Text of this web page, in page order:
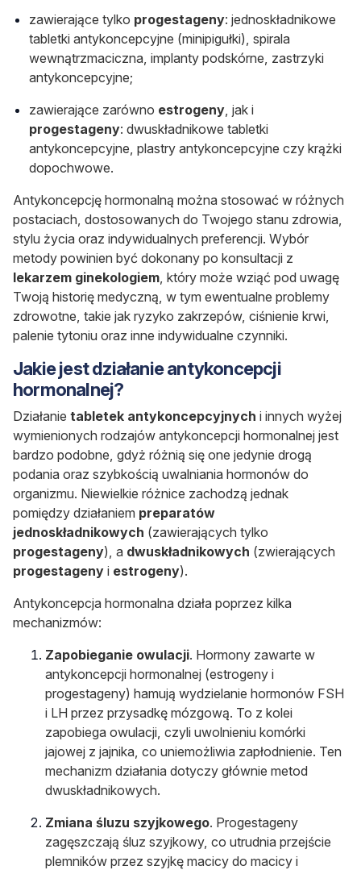
zawierające tylko progestageny: jednoskładnikowe
tabletki antykoncepcyjne (minipigułki), spirala
wewnątrzmaciczna, implanty podskórne, zastrzyki
antykoncepcyjne;
zawierające zarówno estrogeny , jak i
progestageny: dwuskładnikowe tabletki
antykoncepcyjne, plastry antykoncepcyjne czy krążki
dopochwowe.
Antykoncepcję hormonalną można stosować w różnych
postaciach, dostosowanych do Twojego stanu zdrowia,
stylu życia oraz indywidualnych preferencji. Wybór
metody powinien być dokonany po konsultacji z
lekarzem ginekologiem , który może wziąć pod uwagę
Twoją historię medyczną, w tym ewentualne problemy
zdrowotne, takie jak ryzyko zakrzepów, ciśnienie krwi,
palenie tytoniu oraz inne indywidualne czynniki.
Jakie jest działanie antykoncepcji
hormonalnej?
Działanie tabletek antykoncepcyjnych i innych wyżej
wymienionych rodzajów antykoncepcji hormonalnej jest
bardzo podobne, gdyż różnią się one jedynie drogą
podania oraz szybkością uwalniania hormonów do
organizmu. Niewielkie różnice zachodzą jednak
pomiędzy działaniem preparatów
jednoskładnikowych (zawierających tylko
progestageny), a dwuskładnikowych (zwierających
progestageny i estrogeny).
Antykoncepcja hormonalna działa poprzez kilka
mechanizmów:
Zapobieganie owulacji. Hormony zawarte w
antykoncepcji hormonalnej (estrogeny i
progestageny) hamują wydzielanie hormonów FSH
i LH przez przysadkę mózgową. To z kolei
zapobiega owulacji, czyli uwolnieniu komórki
jajowej z jajnika, co uniemożliwia zapłodnienie. Ten
mechanizm działania dotyczy głównie metod
dwuskładnikowych.
Zmiana śluzu szyjkowego. Progestageny
zagęszczają śluz szyjkowy, co utrudnia przejście
plemników przez szyjkę macicy do macicy i